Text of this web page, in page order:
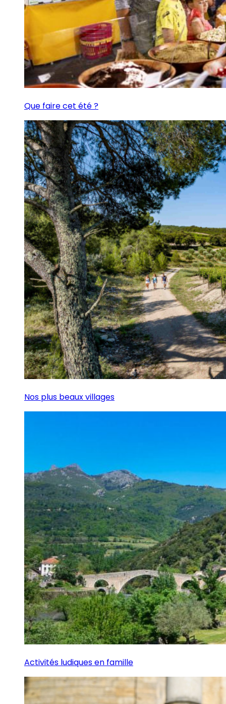
Que faire cet été ?
Nos plus beaux villages
Activités ludiques en famille